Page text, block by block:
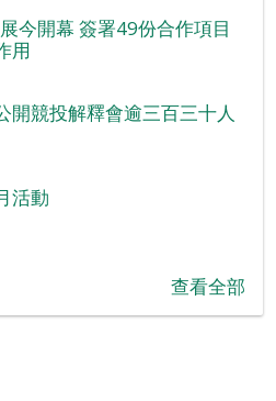
今開幕 簽署49份合作項目
用
開競投解釋會逾三百三十人
活動
查看全部